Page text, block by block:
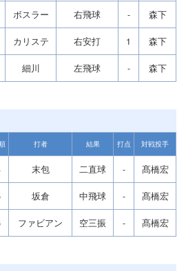
ボスラー 右飛球 - 森下
カリステ 右安打 1 森下
細川 左飛球 - 森下
打者 結果 打点 対戦投手
末包 二直球 - 髙橋宏
坂倉 中飛球 - 髙橋宏
ファビアン 空三振 - 髙橋宏